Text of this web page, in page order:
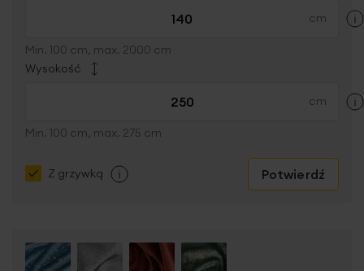
Min. 100 cm, max. 2000 cm
Wysokość
Min. 100 cm, max. 275 cm
Z grzywką Potwierdź